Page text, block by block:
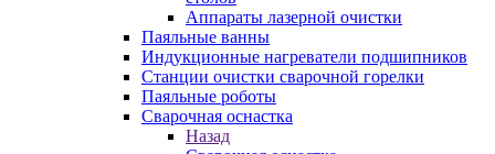
Аппараты лазерной очистки
Паяльные ванны
Индукционные нагреватели подшипников
Станции очистки сварочной горелки
Паяльные роботы
Сварочная оснастка
Назад